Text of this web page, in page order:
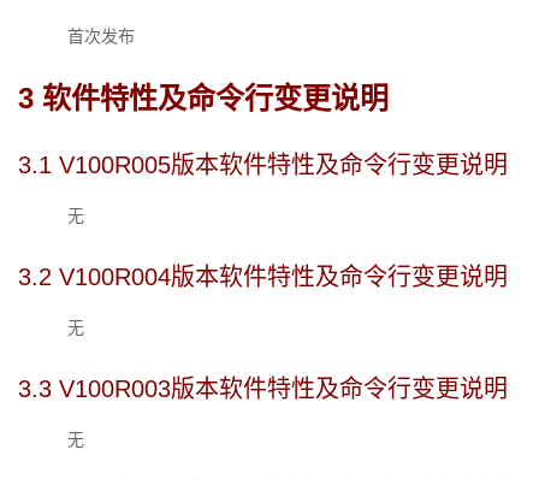
首次发布
3 软件特性及命令行变更说明
3.1 V100R005版本软件特性及命令行变更说明
无
3.2 V100R004版本软件特性及命令行变更说明
无
3.3 V100R003版本软件特性及命令行变更说明
无